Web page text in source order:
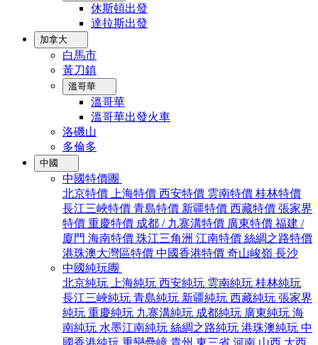
休斯頓出發
達拉斯出發
加拿大
白馬市
黃刀鎮
溫哥華
溫哥華
溫哥華出發火車
洛磯山
多倫多
中國
中國特價團
北京特價
上海特價 西安特價 雲南特價 桂林特價
長江三峽特價 青島特價 新疆特價 西藏特價 張家界
特價 重慶特價 成都 / 九寨溝特價 廣東特價 福建 /
廈門 海南特價 珠江三角洲 江南特價 絲綢之路特價
港珠澳大灣區特價 中國香港特價 奇山峻嶺 長沙
中國純玩團
北京純玩
上海純玩 西安純玩 雲南純玩 桂林純玩
長江三峽純玩 青島純玩 新疆純玩 西藏純玩 張家界
純玩 重慶純玩 九寨溝純玩 成都純玩 廣東純玩 海
南純玩 水墨江南純玩 絲綢之路純玩 港珠澳純玩 中
國香港純玩 重巒疊嶂 貴州 東三省 河南 山西 大西